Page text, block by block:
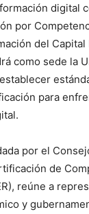
digital
por
del Capital
como sede la
para
por el
de
reúne a
y